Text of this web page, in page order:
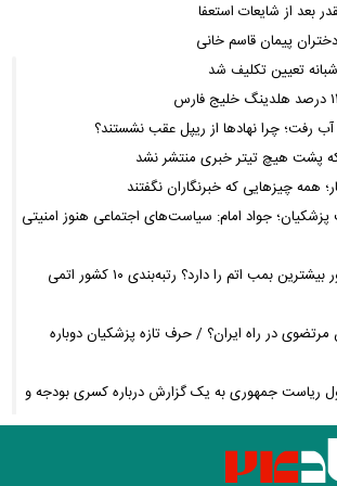
بعد از شایعات استعفا
پیمان قاسم خانی
تعیین تکلیف شد
که پشت هیچ تیتر خبری منتشر نشد
همه چیزهایی که خبرنگاران نگفتند
۲۰ به دولت پزشکیان؛ جواد امام: سیاست‌های اجتماعی هنوز امنیتی
اینفوگرافی/ کدام کشور بیشترین بمب اتم را دارد؟ رتبه‌بندی ۱۰ کشور اتمی
در راه ایران؟ / حرف تازه پزشکیان دوباره
ریاست جمهوری به یک گزارش درباره کسری بودجه و
مصنوعی» ترامپ در خلیج فارس را نابود کرد؟
مری می‌گیرند؛ عوامل خطر را جدی بگیرید